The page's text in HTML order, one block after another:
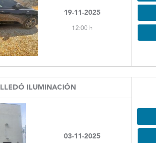
19-11-2025
12:00 h
LLEDÓ ILUMINACIÓN
03-11-2025